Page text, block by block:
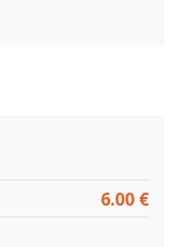
6.00 €